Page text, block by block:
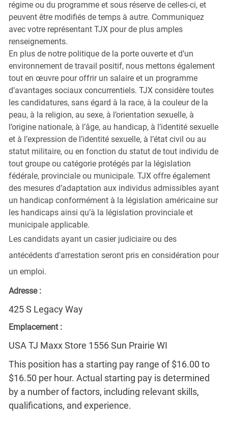
régime ou du programme et sous réserve de celles-ci, et
peuvent être modifiés de temps à autre. Communiquez
avec votre représentant TJX pour de plus amples
renseignements.
En plus de notre politique de la porte ouverte et d’un
environnement de travail positif, nous mettons également
tout en œuvre pour offrir un salaire et un programme
d’avantages sociaux concurrentiels. TJX considère toutes
les candidatures, sans égard à la race, à la couleur de la
peau, à la religion, au sexe, à l’orientation sexuelle, à
l’origine nationale, à l’âge, au handicap, à l’identité sexuelle
et à l’expression de l’identité sexuelle, à l’état civil ou au
statut militaire, ou en fonction du statut de tout individu de
tout groupe ou catégorie protégés par la législation
fédérale, provinciale ou municipale. TJX offre également
des mesures d’adaptation aux individus admissibles ayant
un handicap conformément à la législation américaine sur
les handicaps ainsi qu’à la législation provinciale et
municipale applicable.
Les candidats ayant un casier judiciaire ou des
antécédents d'arrestation seront pris en considération pour
un emploi.
Adresse :
425 S Legacy Way
Emplacement :
USA TJ Maxx Store 1556 Sun Prairie WI
This position has a starting pay range of $16.00 to
$16.50 per hour. Actual starting pay is determined
by a number of factors, including relevant skills,
qualifications, and experience.